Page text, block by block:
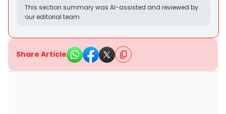
This section summary was AI-assisted and reviewed by
our editorial team.
Share Article